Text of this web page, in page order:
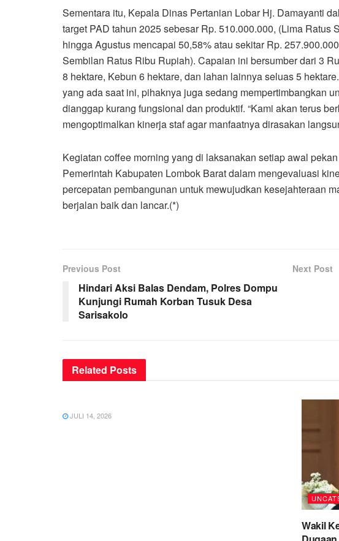
Sementara itu, Kepala Dinas Pertanian Lobar Hj. Damayanti
target PAD tahun 2025 sebesar Rp. 510.000.000, (Lima Ratus
hingga Agustus mencapai 50,58% atau sekitar Rp.
Sembilan Ratus Ribu Rupiah). Capaian ini bersumber dari 3
8 hektare, Kebun 6 hektare, dan lahan lainnya seluas 5
yang ada saat ini, pihaknya juga sedang mempertimbangkan
dianggap kurang fungsional dan produktif. “Kami akan terus
mengoptimalkan kinerja staf agar manfaatnya dirasakan
Kegiatan coffee morning yang di laksanakan setiap awal
Pemerintah Kabupaten Lombok Barat dalam mengevaluasi
percepatan pembangunan untuk mewujudkan kesejahteraan
berjalan baik dan lancar.(*)
Previous Post
Hindari Aksi Balas Dendam, Polres Dompu
Kunjungi Rumah Korban Tusuk Desa
Sarisakolo
Next Post
Related Posts
JULI 14, 2026
Wakil